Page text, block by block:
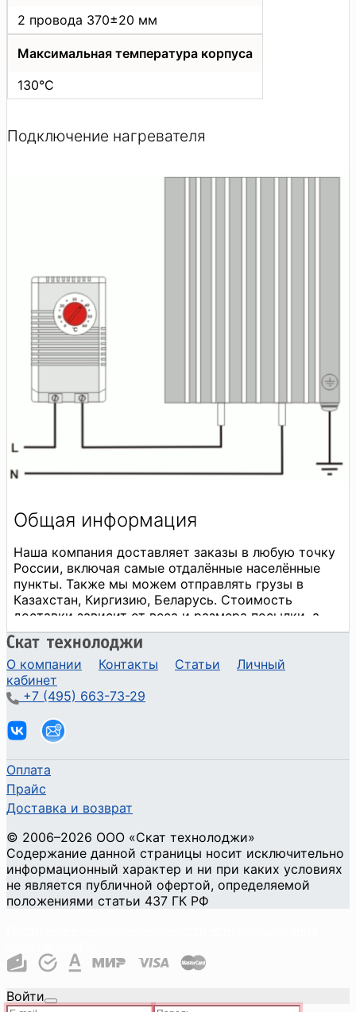
2 провода 370±20 мм
Максимальная температура корпуса
130°С
Подключение нагревателя
О компании Контакты Статьи
Личный
кабинет
+7 (495) 663-73-29
Оплата
Прайс
Доставка и возврат
© 2006–2026 ООО «Скат технолоджи»
Содержание данной страницы носит исключительно
информационный характер и ни при каких условиях
не является публичной офертой, определяемой
положениями статьи 437 ГК РФ
Войти